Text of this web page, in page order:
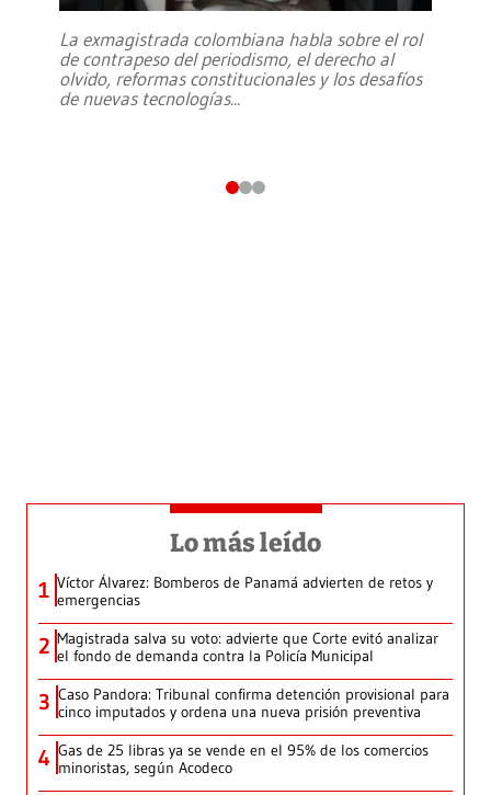
La exmagistrada colombiana habla sobre el rol
de contrapeso del periodismo, el derecho al
olvido, reformas constitucionales y los desafíos
de nuevas tecnologías...
Lo más leído
1 Víctor Álvarez: Bomberos de Panamá advierten de retos y
emergencias
2 Magistrada salva su voto: advierte que Corte evitó analizar
el fondo de demanda contra la Policía Municipal
3 Caso Pandora: Tribunal confirma detención provisional para
cinco imputados y ordena una nueva prisión preventiva
4 Gas de 25 libras ya se vende en el 95% de los comercios
minoristas, según Acodeco